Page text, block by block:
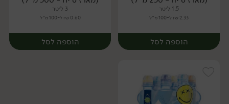
1.5 ליטר
2.33 ₪ ל-100 מ״ל
הוספה לסל
3 ליטר
0.60 ₪ ל-100 מ״ל
הוספה לסל